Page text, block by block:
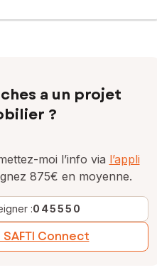
a un projet
?
moi l’info via l’appli
875€ en moyenne.
:045550
Connect